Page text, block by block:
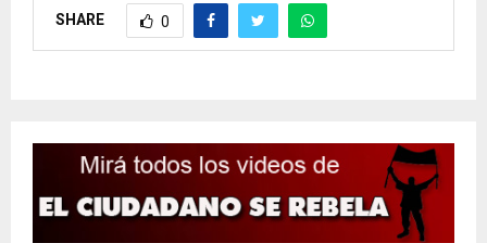
SHARE 0